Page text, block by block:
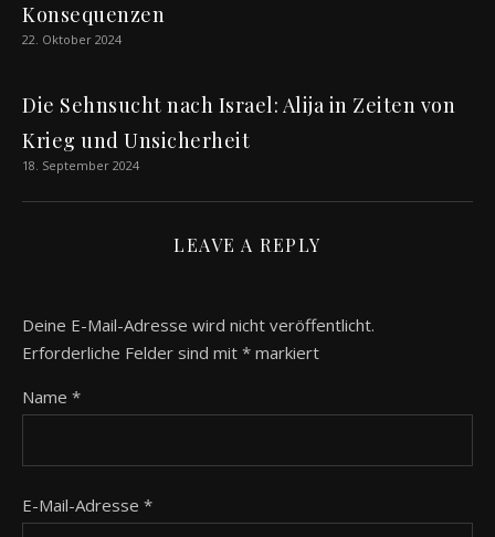
Konsequenzen
22. Oktober 2024
Die Sehnsucht nach Israel: Alija in Zeiten von
Krieg und Unsicherheit
18. September 2024
LEAVE A REPLY
Deine E-Mail-Adresse wird nicht veröffentlicht.
Erforderliche Felder sind mit * markiert
Name *
E-Mail-Adresse *